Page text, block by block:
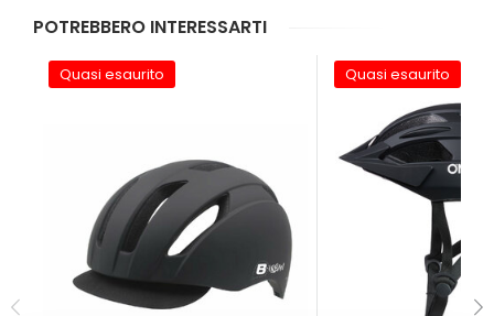
POTREBBERO INTERESSARTI
Quasi esaurito Quasi esaurito